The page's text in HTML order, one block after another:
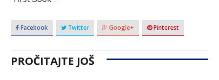
Facebook Twitter Google+ Pinterest
PROČITAJTE JOŠ